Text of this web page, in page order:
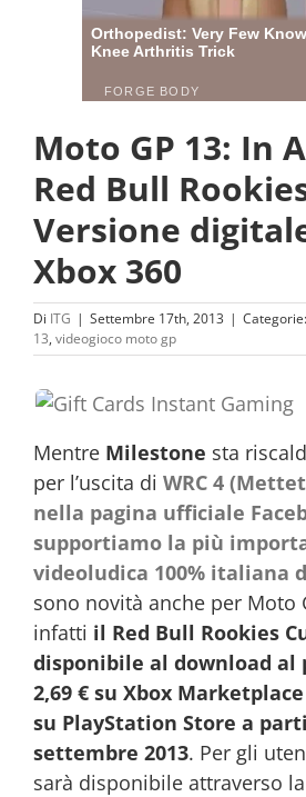
Moto GP 13: In
Red Bull
Versione
Xbox 360
Di ITG | Settembre 17th, 2013 | Categorie:
13, videogioco moto gp
Mentre Milestone sta
per l’uscita di WRC 4
nella pagina ufficiale
supportiamo la più
videoludica 100% italiana
sono novità anche per Moto
infatti il Red Bull Rookies
disponibile al download al
2,69 € su Xbox Marketplace
su PlayStation Store a
settembre 2013. Per gli
sarà disponibile attraverso